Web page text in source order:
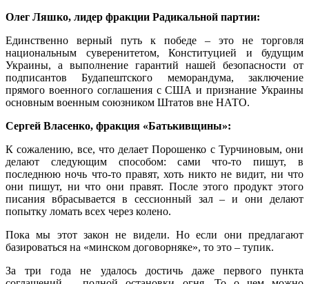
Олег Ляшко, лидер фракции Радикальной партии:
Единственно верный путь к победе – это не торговля
национальным суверенитетом, Конституцией и будущим
Украины, а выполнение гарантий нашей безопасности от
подписантов Будапештского меморандума, заключение
прямого военного соглашения с США и признание Украины
основным военным союзником Штатов вне НАТО.
Сергей Власенко, фракция «Батькивщины»:
К сожалению, все, что делает Порошенко с Турчиновым, они
делают следующим способом: сами что-то пишут, в
последнюю ночь что-то правят, хоть никто не видит, ни что
они пишут, ни что они правят. После этого продукт этого
писания вбрасывается в сессионный зал – и они делают
попытку ломать всех через колено.
Пока мы этот закон не видели. Но если они предлагают
базироваться на «минском договорняке», то это – тупик.
За три года не удалось достичь даже первого пункта